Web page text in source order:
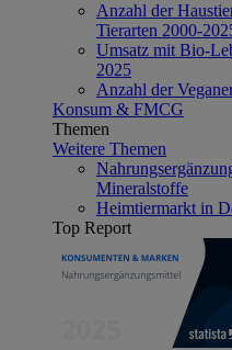
Anzahl der
Tierarten 2000-
Umsatz mit Bio-
2025
Anzahl der
Konsum & FMCG
Themen
Weitere Themen
Mineralstoffe
Heimtiermarkt in
Top Report